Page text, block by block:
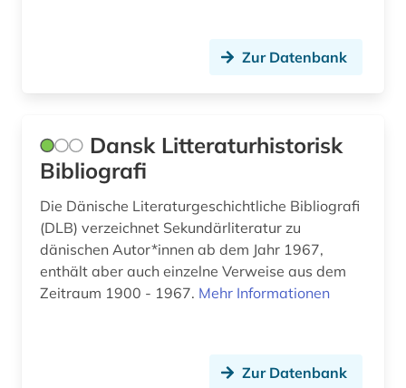
übersetzung (1)
Zur Datenbank
Dansk Litteraturhistorisk
Bibliografi
Die Dänische Literaturgeschichtliche Bibliografi
(DLB) verzeichnet Sekundärliteratur zu
dänischen Autor*innen ab dem Jahr 1967,
enthält aber auch einzelne Verweise aus dem
Zeitraum 1900 - 1967. Mehr Informationen
Zur Datenbank